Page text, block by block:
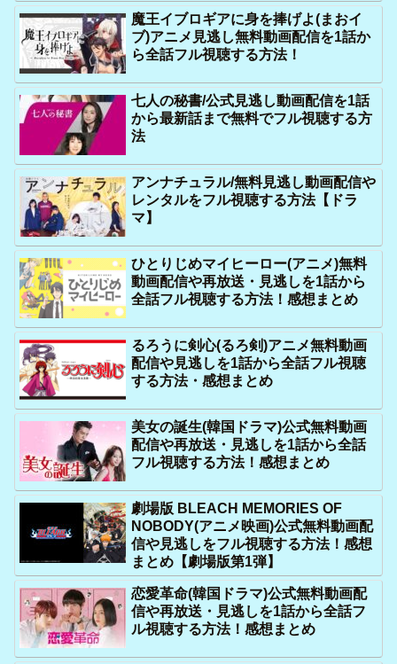
魔王イブロギアに身を捧げよ(まおイ
ブ)アニメ見逃し無料動画配信を1話か
ら全話フル視聴する方法！
七人の秘書/公式見逃し動画配信を1話
から最新話まで無料でフル視聴する方
法
アンナチュラル/無料見逃し動画配信や
レンタルをフル視聴する方法【ドラ
マ】
ひとりじめマイヒーロー(アニメ)無料
動画配信や再放送・見逃しを1話から
全話フル視聴する方法！感想まとめ
るろうに剣心(るろ剣)アニメ無料動画
配信や見逃しを1話から全話フル視聴
する方法・感想まとめ
美女の誕生(韓国ドラマ)公式無料動画
配信や再放送・見逃しを1話から全話
フル視聴する方法！感想まとめ
劇場版 BLEACH MEMORIES OF
NOBODY(アニメ映画)公式無料動画配
信や見逃しをフル視聴する方法！感想
まとめ【劇場版第1弾】
恋愛革命(韓国ドラマ)公式無料動画配
信や再放送・見逃しを1話から全話フ
ル視聴する方法！感想まとめ